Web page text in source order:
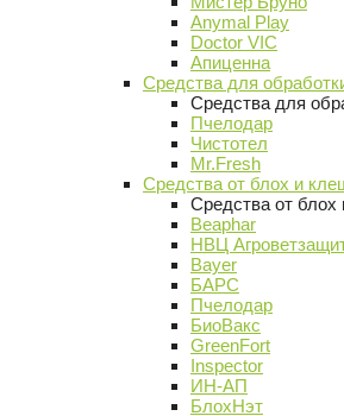
Anymal Play
Doctor VIC
Апиценна
Средства для
Средства для
Пчелодар
Чистотел
Mr.Fresh
Средства от блох и
Средства от блох
Beaphar
НВЦ
Bayer
БАРС
Пчелодар
БиоВакс
GreenFort
Inspector
ИН-АП
БлохНэт